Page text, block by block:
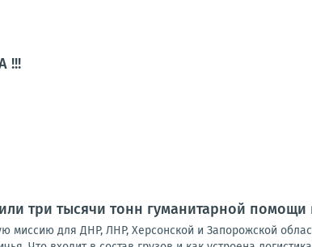
!!!
три тысячи тонн гуманитарной
миссию для ДНР, ЛНР, Херсонской и Запорожской